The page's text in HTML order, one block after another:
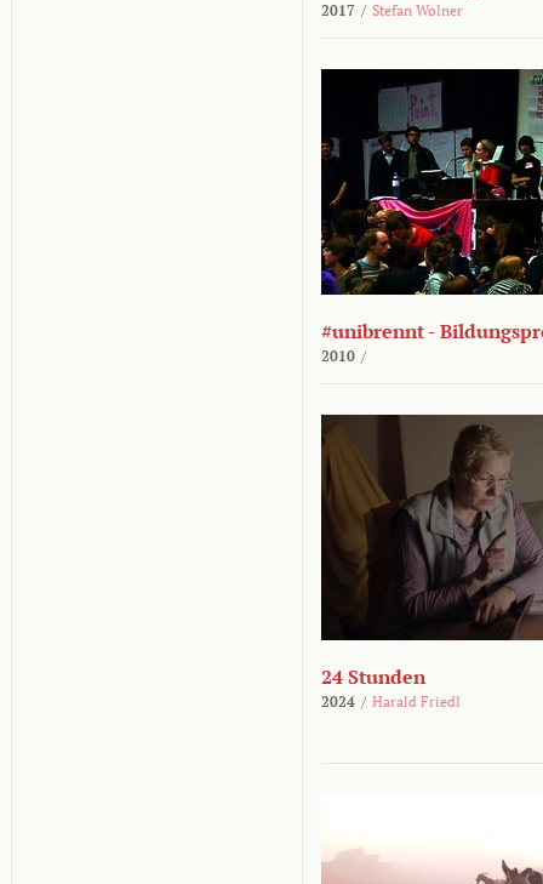
2017 / Stefan Wolner
#unibrennt -
2010 /
24 Stunden
2024 / Harald Friedl